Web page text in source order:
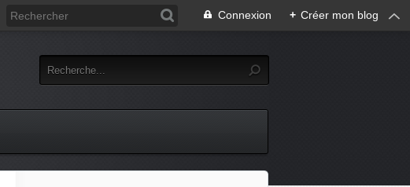
Connexion + Créer mon blog